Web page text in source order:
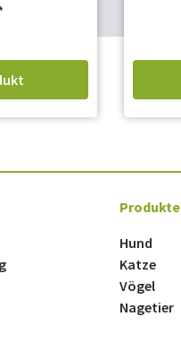
Produkte
Hund
Katze
Vögel
Nagetier